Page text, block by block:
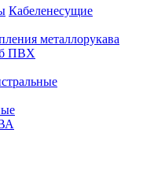
Кабеленесущие
металлорукава
ПВХ